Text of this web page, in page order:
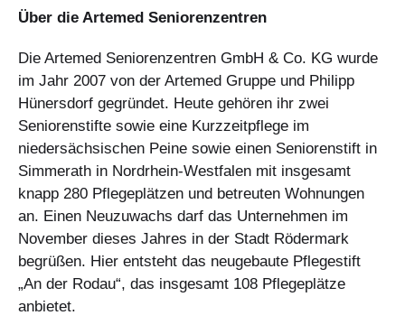
Über die Artemed Seniorenzentren
Die Artemed Seniorenzentren GmbH & Co. KG wurde
im Jahr 2007 von der Artemed Gruppe und Philipp
Hünersdorf gegründet. Heute gehören ihr zwei
Seniorenstifte sowie eine Kurzzeitpflege im
niedersächsischen Peine sowie einen Seniorenstift in
Simmerath in Nordrhein-Westfalen mit insgesamt
knapp 280 Pflegeplätzen und betreuten Wohnungen
an. Einen Neuzuwachs darf das Unternehmen im
November dieses Jahres in der Stadt Rödermark
begrüßen. Hier entsteht das neugebaute Pflegestift
„An der Rodau“, das insgesamt 108 Pflegeplätze
anbietet.